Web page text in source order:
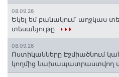
08.09.26
Եկել եմ բանակում՝ աղջկաս
տեսանյութը
08.09.26
Ոստիկանները Էջմիածնում
կողմից նախապատրաստվող